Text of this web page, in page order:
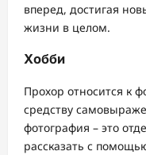
вперед, достигая
жизни в целом.
Хобби
Прохор относится к
средству
фотография – это
рассказать с